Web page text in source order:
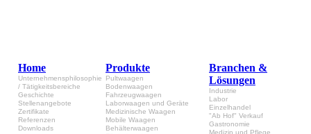
Home
Unternehmensphilosophie
/ Tätigkeitsbereiche
Geschichte
Stellenangebote
Zertifikate
Referenzen
Downloads
Produkte
Pultwaagen
Bodenwaagen
Fahrzeugwaagen
Laborwaagen und Geräte
Medizinische Waagen
Mobile Waagen
Behälterwaagen
Branchen &
Lösungen
Industrie
Labor
Einzelhandel
"Ab Hof" Verkauf
Gastronomie